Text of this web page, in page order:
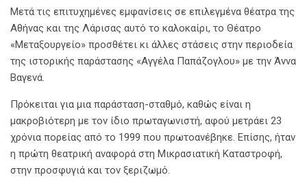
Μετά τις επιτυχημένες εμφανίσεις σε επιλεγμένα θέατρα της
Αθήνας και της Λάρισας αυτό το καλοκαίρι, το Θέατρο
«Μεταξουργείο» προσθέτει κι άλλες στάσεις στην περιοδεία
της ιστορικής παράστασης «Αγγέλα Παπάζογλου» με την Άννα
Βαγενά.
Πρόκειται για μια παράσταση-σταθμό, καθώς είναι η
μακροβιότερη με τον ίδιο πρωταγωνιστή, αφού μετράει 23
χρόνια πορείας από το 1999 που πρωτοανέβηκε. Επίσης, ήταν
η πρώτη θεατρική αναφορά στη Μικρασιατική Καταστροφή,
στην προσφυγιά και τον ξεριζωμό.